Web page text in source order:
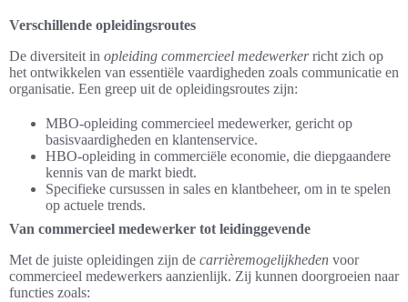
Verschillende opleidingsroutes
De diversiteit in opleiding commercieel medewerkerricht zich op
het ontwikkelen van essentiële vaardigheden zoals communicatie en
organisatie. Een greep uit de opleidingsroutes zijn:
MBO-opleiding commercieel medewerker, gericht op
basisvaardigheden en klantenservice.
HBO-opleiding in commerciële economie, die diepgaandere
kennis van de markt biedt.
Specifieke cursussen in sales en klantbeheer, om in te spelen
op actuele trends.
Van commercieel medewerker tot leidinggevende
Met de juiste opleidingen zijn de carrièremogelijkheden voor
commercieel medewerkers aanzienlijk. Zij kunnen doorgroeien naar
functies zoals: